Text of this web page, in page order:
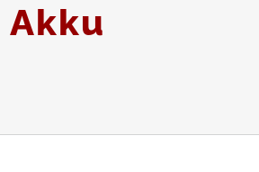
Akku